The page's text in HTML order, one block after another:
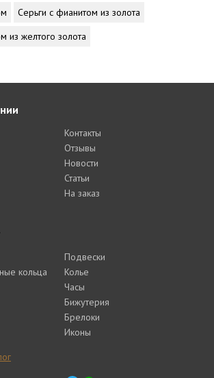
Серьги с фианитом из золота
из желтого золота
кольца
Подвески
Колье
Часы
Бижутерия
Брелоки
Иконы
Контакты
Отзывы
Новости
Статьи
На заказ